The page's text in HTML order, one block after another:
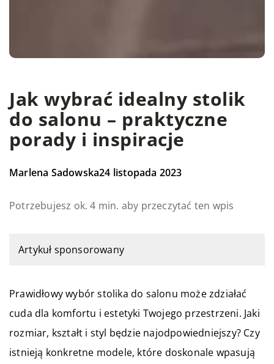
Jak wybrać idealny stolik
do salonu – praktyczne
porady i inspiracje
Marlena Sadowska24 listopada 2023
Potrzebujesz ok. 4 min. aby przeczytać ten wpis
Artykuł sponsorowany
Prawidłowy wybór stolika do salonu może zdziałać
cuda dla komfortu i estetyki Twojego przestrzeni. Jaki
rozmiar, kształt i styl będzie najodpowiedniejszy? Czy
istnieją konkretne modele, które doskonale wpasują